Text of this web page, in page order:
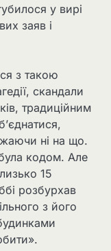
у вирі
заяв і
з такою
скандали
традиційним
ні на що.
кодом. Але
15
розбурхав
з його